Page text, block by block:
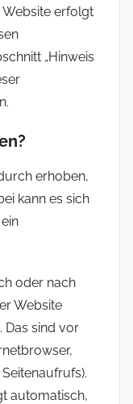
Website erfolgt
„Hinweis
erhoben,
kann es sich
oder nach
Website
Das sind vor
automatisch,